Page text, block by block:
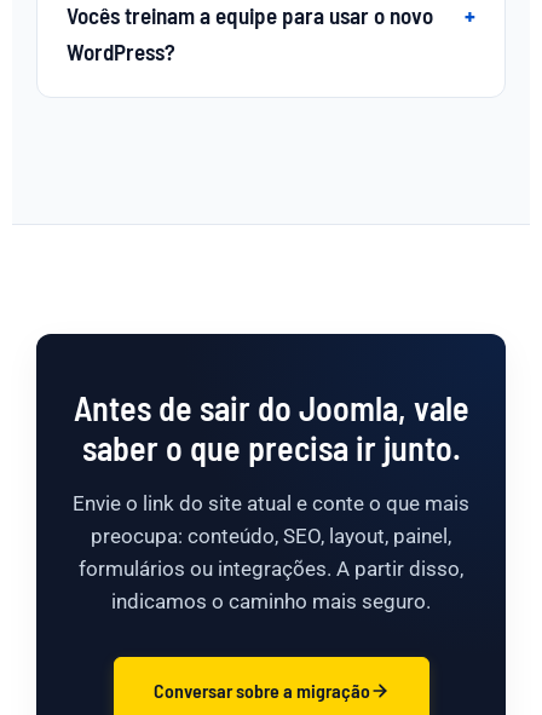
Vocês treinam a equipe para usar o novo
WordPress?
Antes de sair do Joomla, vale
saber o que precisa ir junto.
Envie o link do site atual e conte o que mais
preocupa: conteúdo, SEO, layout, painel,
formulários ou integrações. A partir disso,
indicamos o caminho mais seguro.
Conversar sobre a migração